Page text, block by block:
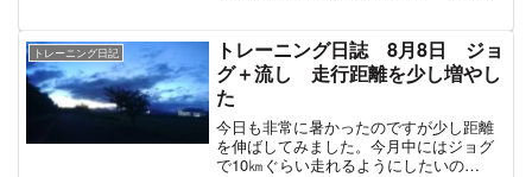
く予定。練習メニュー練習メニュー
1.03...
トレーニング日記
トレーニング日誌 8月8日 ジョ
グ＋流し 走行距離を少し増やし
た
今日も非常に暑かったのですが少し距離
を伸ばしてみました。今月中にはジョグ
で10㎞ぐらい走れるようにしたいの